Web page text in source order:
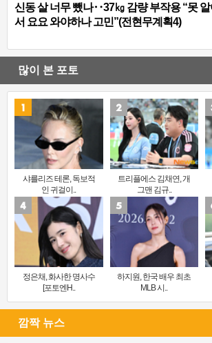
신동 살 너무 뺐나‥37㎏ 감량 부작용 “못
서 요요 와야하나 고민”(전현무계획4)
많이 본 포토
샤를리즈 테론, 독보적
인 귀걸이..
트리플에스 김채연, 개
그맨 김규..
정은채, 화사한 명사수
[포토엔H..
하지원, 한국 배우 최초
MLB 시..
깜짝 뉴스